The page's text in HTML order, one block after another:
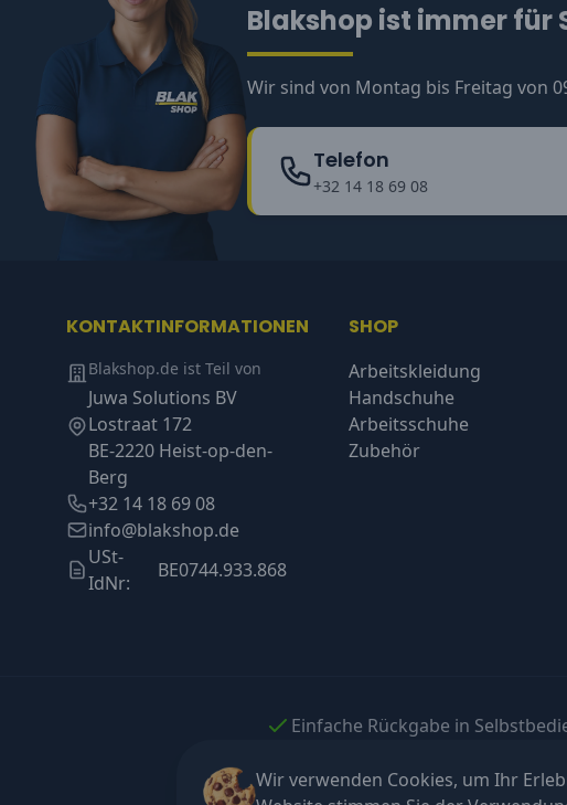
Wir verwenden Cookies, um Ihr
Blakshop ist immer für
Wir sind von Montag bis Freitag von
Telefon
+32 14 18 69 08
KONTAKTINFORMATIONEN
Blakshop.de ist Teil von
Juwa Solutions BV
Lostraat 172
BE-2220 Heist-op-den-
Berg
+32 14 18 69 08
info@blakshop.de
USt-
IdNr:
BE0744.933.868
SHOP
Arbeitskleidung
Handschuhe
Arbeitsschuhe
Zubehör
Einfache Rückgabe in